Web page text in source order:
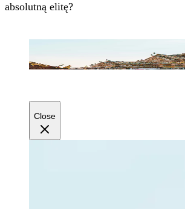
absolutną elitę?
Close